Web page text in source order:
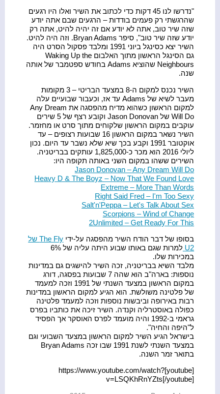
"נדרשו לנו 45 דקות כדי לכתוב את השיר ואלו היו רגעים
שהרגשתי רק פעמים בודדות – הרגעים שבם אתה יודע
שזה שיר טוב, אתה לא יודע אם זה יהיה להיט, אתה רק
יודע שזה שיר טוב", סיפר Bryan Adams. וזה היה להיט.
השיר יצא כסינגל ביוני 1991 ומלבד פסקול הסרט היה
גם הסינגל הראשון מתוך האלבום Waking Up the
Neighbours שהוציא Adams בחודש ספטמבר של אותה
שנה.
השיר נכנס למקום ה-8 במצעד הבריטי – 3 מקומות
מעבר לשיא של Adams עד אז, וכעבור שבועיים עלה
למקום הראשון כשהוא מדיח מהפסגה את Any Dream
Will Do של Jason Donovan וקובע רצף של 5 שירים
עוקבים במקום הראשון שלקוחים מתוך סרט או מחזמר.
השיר נשאר במקום הראשון 16 שבועות רצופים – עד
אוקטובר 1991 וקבע בכך שיא שלא נשבר עד היום. נכון
ליולי 2016 הוא מכר כ-1,825,000 עותקים בבריטניה.
השירים ששהו במקום השני באותה תקופה היו:
Jason Donovan – Any Dream Will Do
Heavy D & The Boyz – Now That We Found Love
Extreme – More Than Words
Right Said Fred – I'm Too Sexy
Salt'n'Peppa – Let's Talk About Sex
Scorpions – Wind of Change
2Unlimited – Get Ready For This
בסופו של דבר הודח השיר מהפסגה על-ידי
The Fly של
U2
למרות שגם באותו שבוע היתה עליה של 6%
במכירות שלו.
מלבד השיא בבריטניה, זכה השיר להישגים גם במדינות
נוספות: בארה"ב הוא שהה 7 שבועות בפסגה, דורג
במקום הראשון במצעד השנתי של 1991 וזכה למעמד
של פלטינה משולשת. הוא הגיע למקום הראשון במדינות
רבות באירופה וביבשות נוספות וזכה למעמד פלטינה
כפולה באוסטרליה וקנדה. השיר זיכה את כותביו בפרס
גראמי ב-1992 והיה מועמד לפרס האוסקר אך הפסיד
ל"היפה והחיה".
בישראל הגיע השיר למקום הראשון במצעד השבועי וגם
במצעד השנתי לשנת 1991 שבו זכה Bryan Adams
בתואר זמר השנה.
[youtube]https://www.youtube.com/watch?
v=LSQKhRnYZts[/youtube]